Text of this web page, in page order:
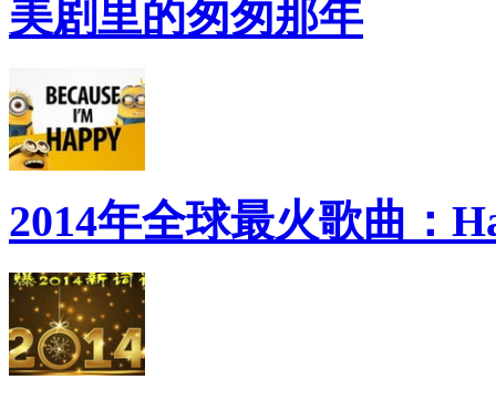
美剧里的匆匆那年
2014年全球最火歌曲：